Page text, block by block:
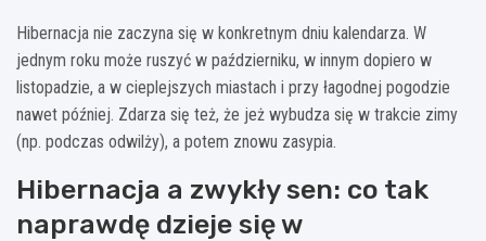
Hibernacja nie zaczyna się w konkretnym dniu kalendarza. W
jednym roku może ruszyć w październiku, w innym dopiero w
listopadzie, a w cieplejszych miastach i przy łagodnej pogodzie
nawet później. Zdarza się też, że jeż wybudza się w trakcie zimy
(np. podczas odwilży), a potem znowu zasypia.
Hibernacja a zwykły sen: co tak
naprawdę dzieje się w